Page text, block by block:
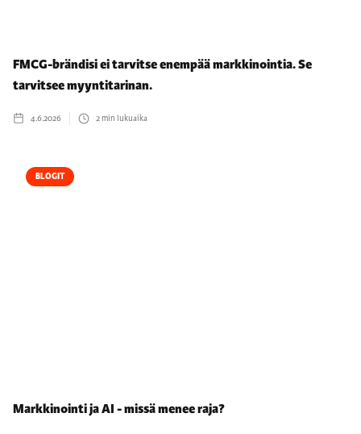
FMCG-brändisi ei tarvitse enempää markkinointia. Se
tarvitsee myyntitarinan.
4.6.2026 2min lukuaika
BLOGIT
Markkinointi ja AI - missä menee raja?